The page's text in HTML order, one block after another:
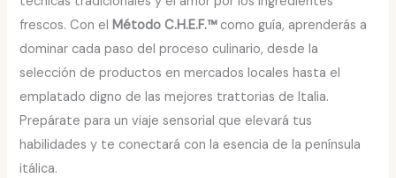
frescos. Con elMétodo C.H.E.F.™como guía, aprenderás a
dominar cada paso del proceso culinario, desde la
selección de productos en mercados locales hasta el
emplatado digno de las mejores trattorias de Italia.
Prepárate para un viaje sensorial que elevará tus
habilidades y te conectará con la esencia de la península
itálica.